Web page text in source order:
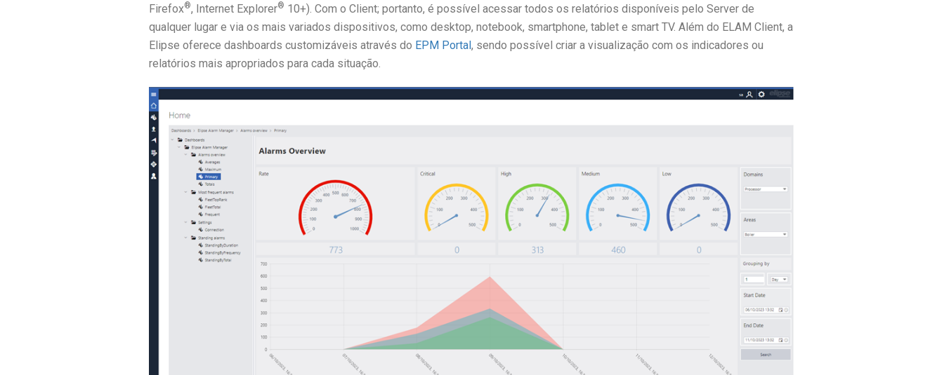
Firefox®, Internet Explorer® 10+). Com o Client; portanto, é possível acessar todos os relatórios disponíveis pelo Server de
qualquer lugar e via os mais variados dispositivos, como desktop, notebook, smartphone, tablet e smart TV. Além do ELAM Client, a
Elipse oferece dashboards customizáveis através do EPM Portal, sendo possível criar a visualização com os indicadores ou
relatórios mais apropriados para cada situação.